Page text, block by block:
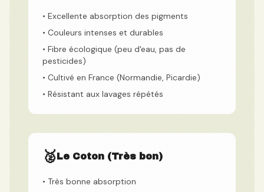
• Excellente absorption des pigments
• Couleurs intenses et durables
• Fibre écologique (peu d'eau, pas de
pesticides)
• Cultivé en France (Normandie, Picardie)
• Résistant aux lavages répétés
🥈Le Coton (Très bon)
• Très bonne absorption